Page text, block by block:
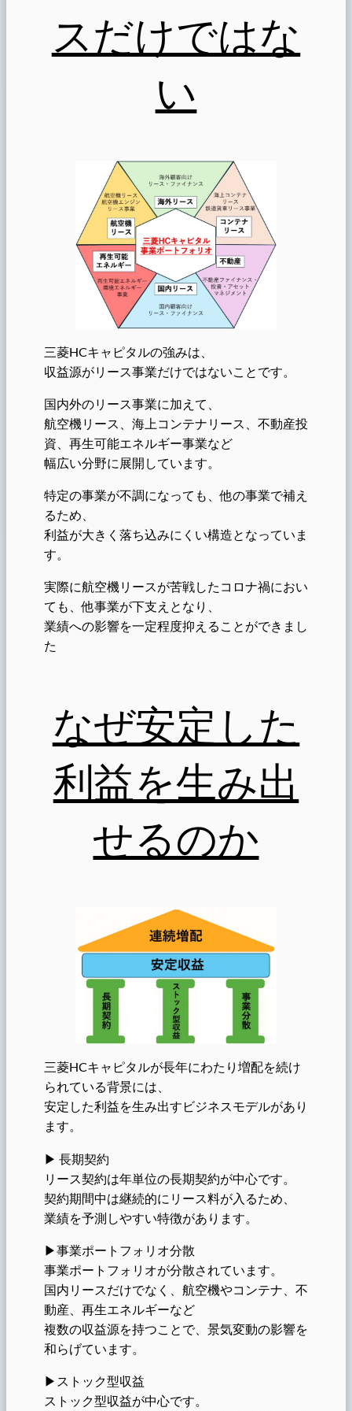
スだけではな
い
三菱HCキャピタルの強みは、
収益源がリース事業だけではないことです。
国内外のリース事業に加えて、
航空機リース、海上コンテナリース、不動産投
資、再生可能エネルギー事業など
幅広い分野に展開しています。
特定の事業が不調になっても、他の事業で補え
るため、
利益が大きく落ち込みにくい構造となっていま
す。
実際に航空機リースが苦戦したコロナ禍におい
ても、他事業が下支えとなり、
業績への影響を一定程度抑えることができまし
た
なぜ安定した
利益を生み出
せるのか
三菱HCキャピタルが長年にわたり増配を続け
られている背景には、
安定した利益を生み出すビジネスモデルがあり
ます。
▶︎ 長期契約
リース契約は年単位の長期契約が中心です。
契約期間中は継続的にリース料が入るため、
業績を予測しやすい特徴があります。
▶︎事業ポートフォリオ分散
事業ポートフォリオが分散されています。
国内リースだけでなく、航空機やコンテナ、不
動産、再生エネルギーなど
複数の収益源を持つことで、景気変動の影響を
和らげています。
▶︎ストック型収益
ストック型収益が中心です。